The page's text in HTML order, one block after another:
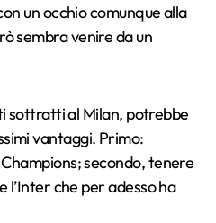
un occhio comunque alla
sembra venire da un
sottratti al Milan, potrebbe
vantaggi. Primo:
secondo, tenere
l’Inter che per adesso ha